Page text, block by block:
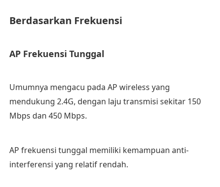
Berdasarkan Frekuensi
AP Frekuensi Tunggal
Umumnya mengacu pada AP wireless yang
mendukung 2.4G, dengan laju transmisi sekitar 150
Mbps dan 450 Mbps.
AP frekuensi tunggal memiliki kemampuan anti-
interferensi yang relatif rendah.